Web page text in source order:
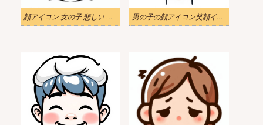
顔アイコン 女の子 悲しい イラスト 白黒 男の子の顔アイコン笑顔イラスト無料